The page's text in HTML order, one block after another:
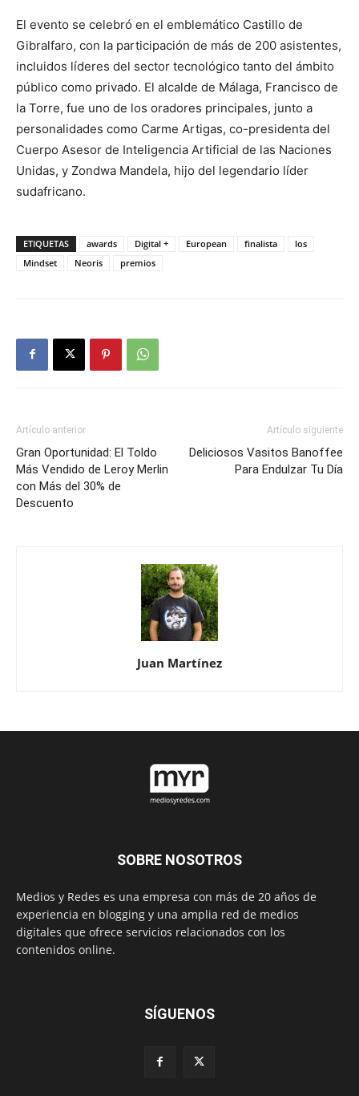
El evento se celebró en el emblemático Castillo de
Gibralfaro, con la participación de más de 200 asistentes,
incluidos líderes del sector tecnológico tanto del ámbito
público como privado. El alcalde de Málaga, Francisco de
la Torre, fue uno de los oradores principales, junto a
personalidades como Carme Artigas, co-presidenta del
Cuerpo Asesor de Inteligencia Artificial de las Naciones
Unidas, y Zondwa Mandela, hijo del legendario líder
sudafricano.
ETIQUETAS awards Digital + European finalista
los
Mindset
Neoris premios
Artículo anterior
Gran Oportunidad: El Toldo
Más Vendido de Leroy Merlin
con Más del 30% de
Descuento
Artículo siguiente
Deliciosos Vasitos Banoffee
Para Endulzar Tu Día
Juan Martínez
SOBRE NOSOTROS
Medios y Redes es una empresa con más de 20 años de
experiencia en blogging y una amplia red de medios
digitales que ofrece servicios relacionados con los
contenidos online.
SÍGUENOS